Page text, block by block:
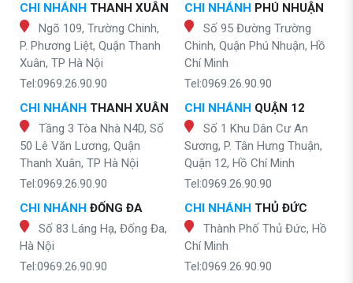
CHI NHÁNH THANH XUÂN
Ngõ 109, Trường Chinh,
P. Phương Liệt, Quận Thanh
Xuân, TP Hà Nội
Tel:0969.26.90.90
CHI NHÁNH THANH XUÂN
Tầng 3 Tòa Nhà N4D, Số
50 Lê Văn Lương, Quận
Thanh Xuân, TP Hà Nội
Tel:0969.26.90.90
CHI NHÁNH ĐỐNG ĐA
Số 83 Láng Hạ, Đống Đa,
Hà Nội
Tel:0969.26.90.90
CHI NHÁNH PHÚ NHUẬN
Số 95 Đường Trường
Chinh, Quận Phú Nhuận, Hồ
Chí Minh
Tel:0969.26.90.90
CHI NHÁNH QUẬN 12
Số 1 Khu Dân Cư An
Sương, P. Tân Hưng Thuận,
Quận 12, Hồ Chí Minh
Tel:0969.26.90.90
CHI NHÁNH THỦ ĐỨC
Thành Phố Thủ Đức, Hồ
Chí Minh
Tel:0969.26.90.90